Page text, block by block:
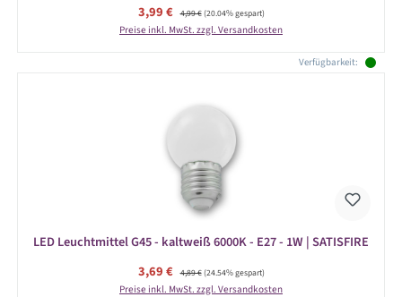
Verkaufspreis:
3,99 € Regulärer Preis:
4,99 €(20.04% gespart)
Preise inkl. MwSt. zzgl. Versandkosten
Verfügbarkeit:
LED Leuchtmittel G45 - kaltweiß 6000K - E27 - 1W | SATISFIRE
Verkaufspreis:
3,69 € Regulärer Preis:
4,89 €(24.54% gespart)
Preise inkl. MwSt. zzgl. Versandkosten